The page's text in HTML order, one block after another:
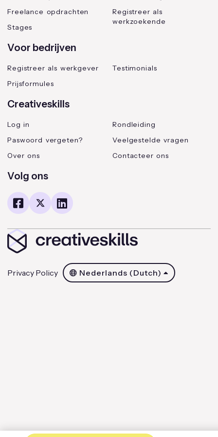
Freelance opdrachten
Stages
Registreer als
werkzoekende
Voor bedrijven
Registreer als werkgever
Prijsformules
Testimonials
Creativeskills
Log in
Paswoord vergeten?
Over ons
Rondleiding
Veelgestelde vragen
Contacteer ons
Volg ons
Privacy Policy Nederlands (Dutch)